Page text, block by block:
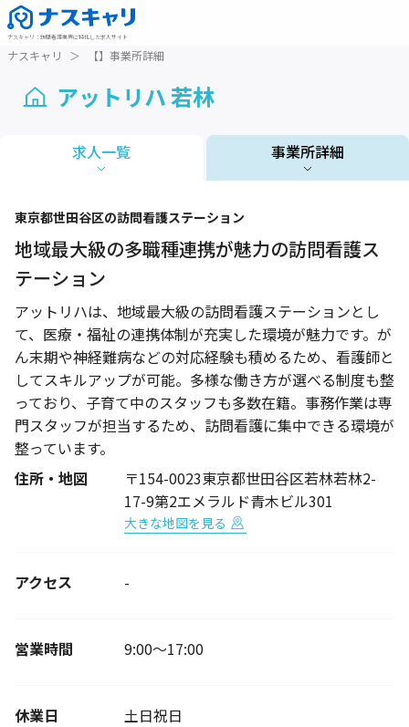
ナスキャリ ： 訪問看護業界に特化した求人サイト
ナスキャリ ＞ 【】事業所詳細
アットリハ 若林
求人一覧 事業所詳細
1 / 1
東京都世田谷区の訪問看護ステーション
地域最大級の多職種連携が魅力の訪問看護ス
テーション
アットリハは、地域最大級の訪問看護ステーションとし
て、医療・福祉の連携体制が充実した環境が魅力です。が
ん末期や神経難病などの対応経験も積めるため、看護師と
してスキルアップが可能。多様な働き方が選べる制度も整
っており、子育て中のスタッフも多数在籍。事務作業は専
門スタッフが担当するため、訪問看護に集中できる環境が
整っています。
住所・地図
〒154-0023東京都世田谷区若林若林2-
17-9第2エメラルド青木ビル301
大きな地図を見る
アクセス -
営業時間 9:00～17:00
休業日 土日祝日